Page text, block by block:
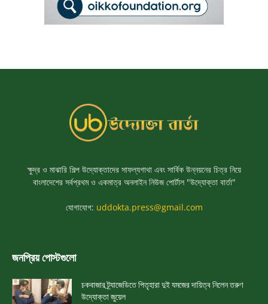
ক্ষুদ্র ও মাঝারি শিল্প উদ্যোক্তাদের সাফল্যগাথা এবং সার্বিক উন্নয়নের চিত্র নিয়ে
বাংলাদেশের সর্বপ্রথম ও একমাত্র অনলাইন নিউজ পোর্টাল "উদ্যোক্তা বার্তা"
যোগাযোগ: uddokta.press@gmail.com
জনপ্রিয় পোস্টগুলো
চকবাজার ট্র্যাজেডিতে পিতৃহারা দুই যমজের দায়িত্ব নিলেন তরুণ
উদ্যোক্তা জুয়েল